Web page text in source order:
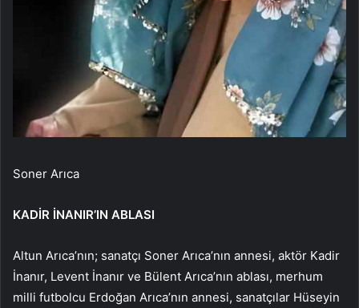
Soner Arıca
KADİR İNANIR’IN ABLASI
Altun Arıca’nın; sanatçı Soner Arıca’nın annesi, aktör Kadir
İnanır, Levent İnanır ve Bülent Arıca’nın ablası, merhum
milli futbolcu Erdoğan Arıca’nın annesi, sanatçılar Hüseyin